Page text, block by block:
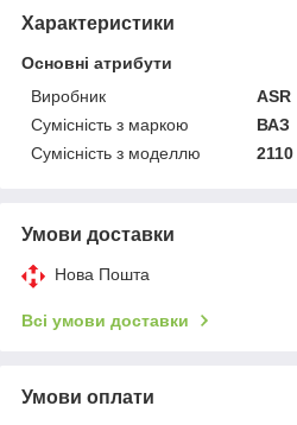
Характеристики
Основні атрибути
Виробник
ASR
Сумісність з маркою
ВАЗ
Сумісність з моделлю
2110
Умови доставки
Нова Пошта
Всі умови доставки
Умови оплати